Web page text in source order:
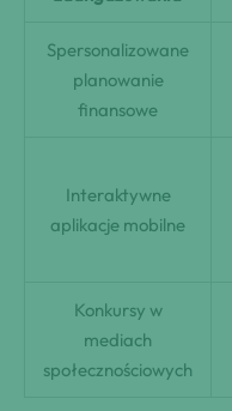
Spersonalizowane
planowanie
finansowe
Interaktywne
aplikacje mobilne
Konkursy w
mediach
społecznościowych